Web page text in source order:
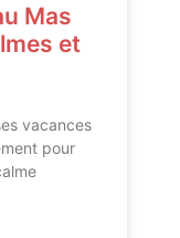
Mas
et
vacances
pour